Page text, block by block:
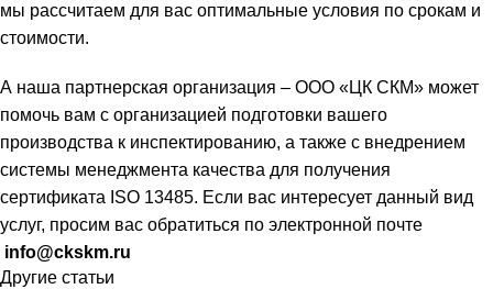
мы рассчитаем для вас оптимальные условия по срокам и
стоимости.
А наша партнерская организация – ООО «ЦК СКМ» может
помочь вам с организацией подготовки вашего
производства к инспектированию, а также с внедрением
системы менеджмента качества для получения
сертификата ISO 13485. Если вас интересует данный вид
услуг, просим вас обратиться по электронной почте
info@ckskm.ru
Другие статьи